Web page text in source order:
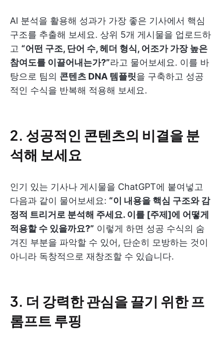
AI 분석을 활용해 성과가 가장 좋은 기사에서 핵심
구조를 추출해 보세요. 상위 5개 게시물을 업로드하
고 “어떤 구조, 단어 수, 헤더 형식, 어조가 가장 높은
참여도를 이끌어내는가?”라고 물어보세요. 이를 바
탕으로 팀의 콘텐츠 DNA 템플릿을 구축하고 성공
적인 수식을 반복해 적용해 보세요.
2. 성공적인 콘텐츠의 비결을 분
석해 보세요
인기 있는 기사나 게시물을 ChatGPT에 붙여넣고
다음과 같이 물어보세요: “이 내용을 핵심 구조와 감
정적 트리거로 분석해 주세요. 이를 [주제]에 어떻게
적용할 수 있을까요?” 이렇게 하면 성공 수식의 숨
겨진 부분을 파악할 수 있어, 단순히 모방하는 것이
아니라 독창적으로 재창조할 수 있습니다.
3. 더 강력한 관심을 끌기 위한 프
롬프트 루핑